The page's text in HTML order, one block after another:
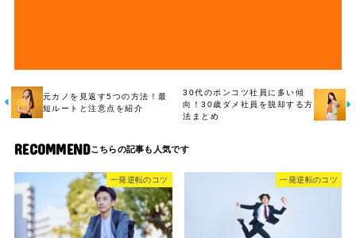
元カノを見返す5つの方法！最
短ルートと注意点を紹介
30代のポンコツ社員に多い傾
向！30歳ダメ社員を脱却する方
法まとめ
RECOMMEND
一発逆転のコツ 一発逆転のコツ